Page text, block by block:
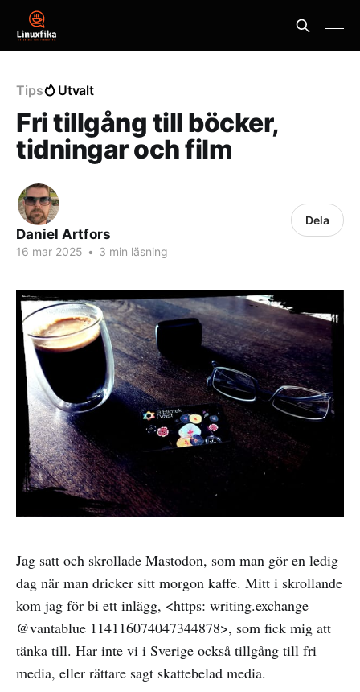
Tips Utvalt
Fri tillgång till böcker,
tidningar och film
Daniel Artfors
16 mar 2025 • 3 min läsning
Dela
Jag satt och skrollade Mastodon, som man gör en ledig
dag när man dricker sitt morgon kaffe. Mitt i skrollande
kom jag för bi ett inlägg, <https: writing.exchange
@vantablue 114116074047344878>, som fick mig att
tänka till. Har inte vi i Sverige också tillgång till fri
media, eller rättare sagt skattebelad media.